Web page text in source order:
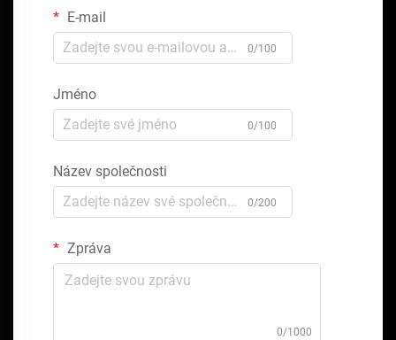
E-mail
0/100
Jméno
0/100
Název společnosti
0/200
Zpráva
0/1000